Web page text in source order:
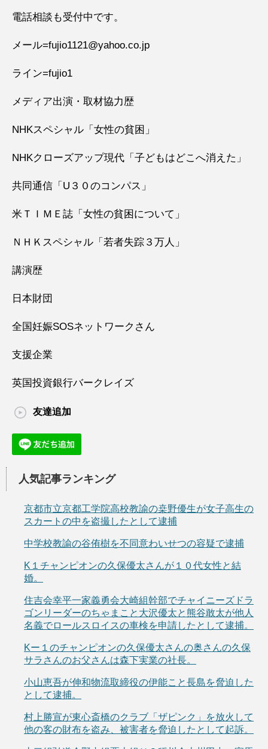
電話相談も受付中です。
メール=fujio1121@yahoo.co.jp
ライン=fujio1
メディア出演・取材協力歴
NHKスペシャル「女性の貧困」
NHKクローズアップ現代「子どもはどこへ消えた」
共同通信「U３０のコンパス」
米ＴＩＭＥ誌「女性の貧困について」
ＮＨＫスペシャル「若者失踪３万人」
講演歴
日本財団
全国妊娠SOSネットワークさん
支援企業
英国投資銀行バークレイズ
友達追加
人気記事ランキング
京都市立京都工学院高校教諭の桒野優生が女子高生の
スカートの中を盗撮したとして逮捕
中学校教諭の谷侑樹を不同意わいせつの容疑で逮捕
K１チャンピオンの久保優太さんが１０代女性と結
婚。
住吉会幸平一家義勇会大崎組幹部でチャイニーズドラ
ゴンリーダーのちゃまこと大沢優太と熊谷敢太が他人
名義でロールスロイスの車検を申請したとして逮捕。
Kー１のチャンピオンの久保優太さんの奥さんの久保
サラさんのお父さんは森下実業の社長。
小山恵吾が伸和物流取締役の伊能こと長島を脅迫した
として逮捕。
村上勝宣が東心斎橋のクラブ「ザピンク」を放火して
他の客の財布を盗み、被害者を脅迫したとして起訴。